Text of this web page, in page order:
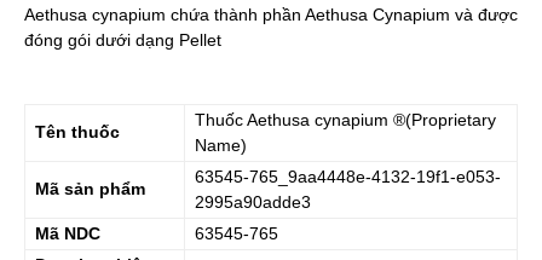
Aethusa cynapium chứa thành phần Aethusa Cynapium và được
đóng gói dưới dạng Pellet
Tên thuốc
ThuốcAethusa cynapium ®(Proprietary
Name)
Mã sản phẩm
63545-765_9aa4448e-4132-19f1-e053-
2995a90adde3
Mã NDC
63545-765